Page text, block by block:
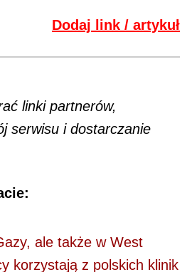
Dodaj link / artykuł
linki partnerów,
serwisu i dostarczanie
ale także w West
korzystają z polskich klinik